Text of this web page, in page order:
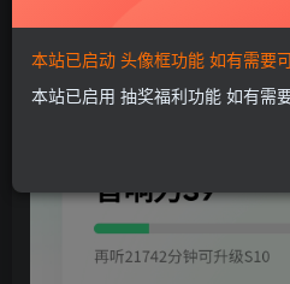
本站已启动 头像框功能 如有需要
本站已启用 抽奖福利功能 如有需